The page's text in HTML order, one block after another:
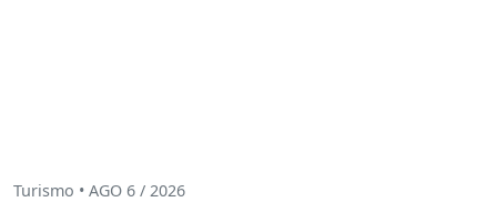
Turismo • AGO 6 / 2026